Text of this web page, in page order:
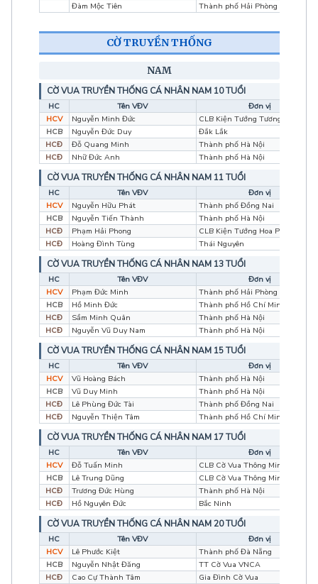
Đàm Mộc Tiên
Thành phố Hải Phòng
CỜ TRUYỀN THỐNG
NAM
CỜ VUA TRUYỀN THỐNG CÁ NHÂN NAM 10 TUỔI
HC Tên VĐV
Đơn vị
HCV
Nguyễn Minh Đức
CLB Kiện Tướng Tương Lai
HCB
Nguyễn Đức Duy
Đắk Lắk
HCĐ
Đỗ Quang Minh
Thành phố Hà Nội
HCĐ
Nhữ Đức Anh Thành phố Hà Nội
CỜ VUA TRUYỀN THỐNG CÁ NHÂN NAM 11 TUỔI
HC Tên VĐV
Đơn vị
HCV
Nguyễn Hữu Phát
Thành phố Đồng Nai
HCB
Nguyễn Tiến Thành
Thành phố Hà Nội
HCĐ
Phạm Hải Phong
CLB Kiện Tướng Hoa Phượng Đỏ
HCĐ
Hoàng Đình Tùng Thái Nguyên
CỜ VUA TRUYỀN THỐNG CÁ NHÂN NAM 13 TUỔI
HC Tên VĐV
Đơn vị
HCV
Phạm Đức Minh
Thành phố Hải Phòng
HCB
Hồ Minh Đức
Thành phố Hồ Chí Minh
HCĐ
Sầm Minh Quân
Thành phố Hà Nội
HCĐ
Nguyễn Vũ Duy Nam Thành phố Hà Nội
CỜ VUA TRUYỀN THỐNG CÁ NHÂN NAM 15 TUỔI
HC Tên VĐV
Đơn vị
HCV
Vũ Hoàng Bách
Thành phố Hà Nội
HCB
Vũ Duy Minh
Thành phố Hà Nội
HCĐ
Lê Phùng Đức Tài
Thành phố Đồng Nai
HCĐ
Nguyễn Thiện Tâm Thành phố Hồ Chí Minh
CỜ VUA TRUYỀN THỐNG CÁ NHÂN NAM 17 TUỔI
HC Tên VĐV
Đơn vị
HCV
Đỗ Tuấn Minh
CLB Cờ Vua Thông Minh
HCB
Lê Trung Dũng
CLB Cờ Vua Thông Minh
HCĐ
Trương Đức Hùng
Thành phố Hà Nội
HCĐ
Hồ Nguyên Đức Bắc Ninh
CỜ VUA TRUYỀN THỐNG CÁ NHÂN NAM 20 TUỔI
HC Tên VĐV
Đơn vị
HCV
Lê Phước Kiệt
Thành phố Đà Nẵng
HCB
Nguyễn Nhật Đăng
TT Cờ Vua VNCA
HCĐ
Cao Cự Thành Tâm
Gia Đình Cờ Vua